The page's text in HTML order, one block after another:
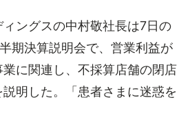
ングスの中村敬社長は7日の
期決算説明会で、営業利益が
に関連し、不採算店舗の閉店
明した。「患者さまに迷惑を